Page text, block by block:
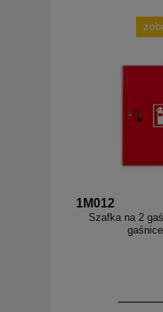
1M012
Szafka na 2